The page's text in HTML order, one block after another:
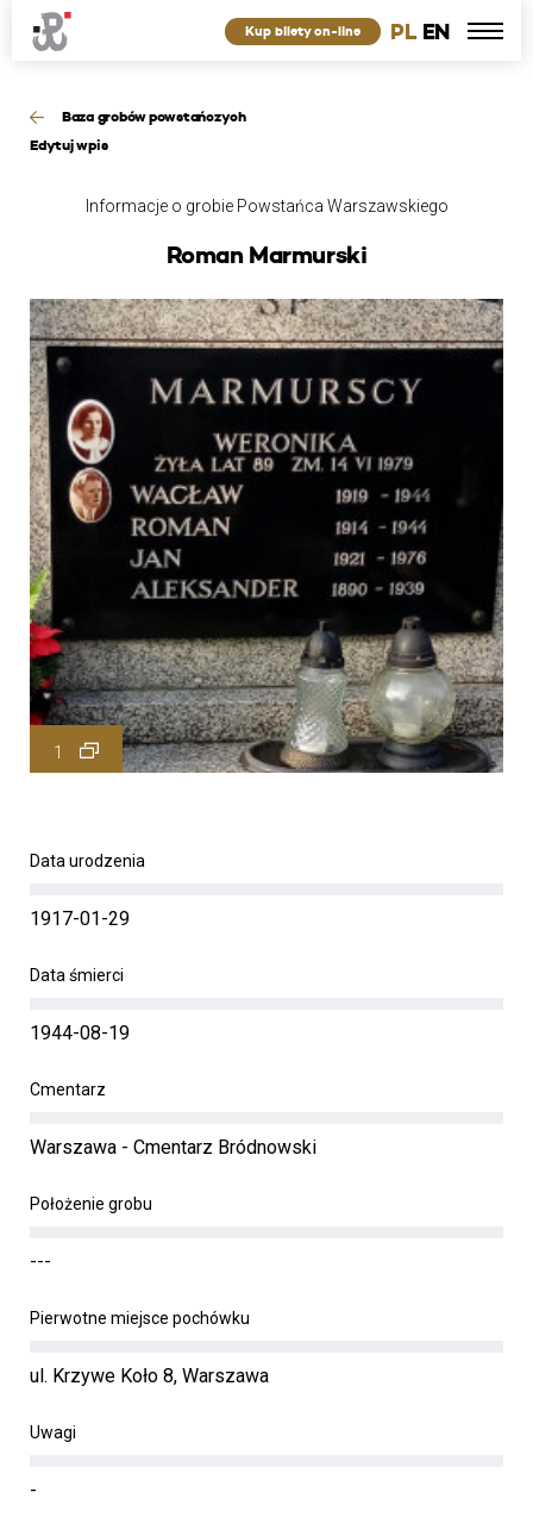
PL EN
Kup bilety on-line
Baza grobów powstańczych
Edytuj wpis
Informacje o grobie Powstańca Warszawskiego
Roman Marmurski
1
Data urodzenia
1917-01-29
Data śmierci
1944-08-19
Cmentarz
Warszawa - Cmentarz Bródnowski
Położenie grobu
---
Pierwotne miejsce pochówku
ul. Krzywe Koło 8, Warszawa
Uwagi
-